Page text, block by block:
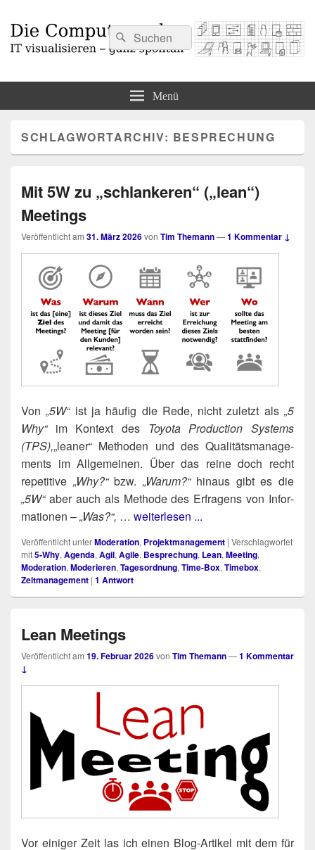
Suchen
nach:
Suchen
Menü
SCHLAGWORTARCHIV: BESPRECHUNG
Mit 5W zu „schlankeren“ („lean“)
Meetings
Veröffentlicht am 31. März 2026von Tim Themann—1 Kommentar ↓
Von„5W“ist ja häu­fig die Rede, nicht zuletzt als„5
Why“im Kon­text des
Toyo­ta Pro­duc­tion Sys­tems
(TPS),„lea­ner“ Metho­den und des Qua­li­täts­ma­nage­
ments im All­ge­mei­nen. Über das rei­ne doch recht
repe­ti­ti­ve „Why?“bzw. „War­um?“hin­aus gibt es die
„5W“aber auch als Metho­de des Erfra­gens von Infor­
ma­tio­nen –„Was?“, … weiterlesen ...
Veröffentlicht unterModeration, Projektmanagement | Verschlagwortet
mit5-Why, Agenda, Agil, Agile, Besprechung, Lean, Meeting,
Moderation, Moderieren, Tagesordnung, Time-Box, Timebox,
Zeitmanagement | 1 Antwort
Lean Meetings
Veröffentlicht am 19. Februar 2026von Tim Themann—1 Kommentar
↓
Vor eini­ger Zeit las ich einen Blog-Arti­kel mit dem für